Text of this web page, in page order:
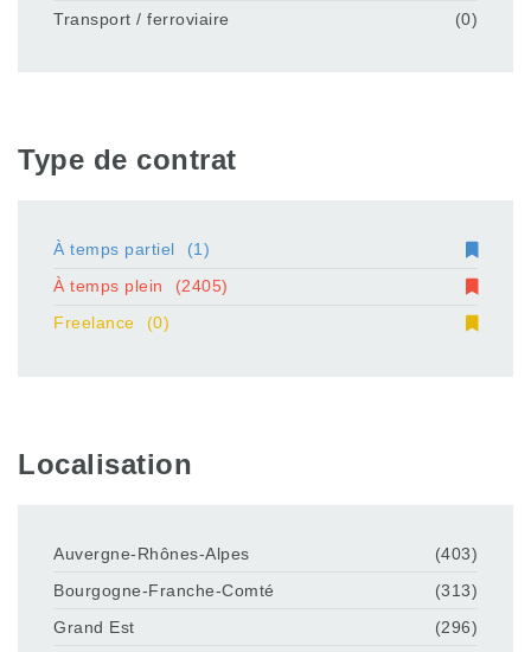
Transport / ferroviaire
(0)
Type de contrat
À temps partiel
(1)
À temps plein
(2405)
Freelance
(0)
Localisation
Auvergne-Rhônes-Alpes
(403)
Bourgogne-Franche-Comté
(313)
Grand Est
(296)